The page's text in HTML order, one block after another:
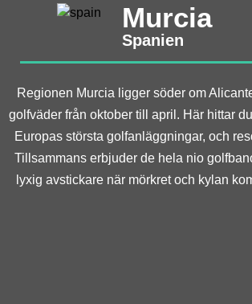
Murcia
Spanien
Regionen Murcia ligger söder om
golfväder från oktober till april. Här hittar
Europas största golfanläggningar, och
Tillsammans erbjuder de hela nio
lyxig avstickare när mörkret och kylan